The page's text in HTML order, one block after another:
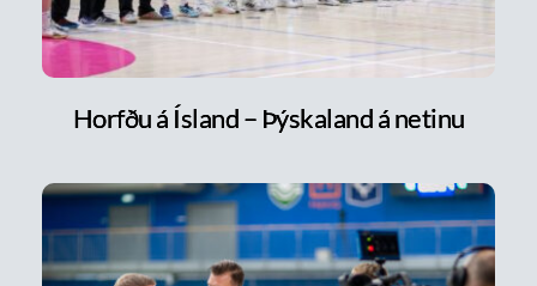
Horfðu á Ísland – Þýskaland á netinu